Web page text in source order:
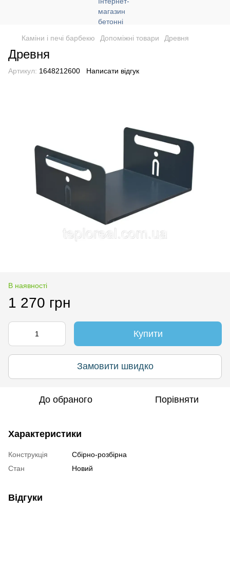
Каміни і печі барбекю Допоміжні товари Древня
Древня
Артикул: 1648212600 Написати відгук
В наявності
1 270 грн
Купити
Замовити швидко
До обраного Порівняти
Характеристики
Конструкція
Сбірно-розбірна
Стан
Новий
Відгуки